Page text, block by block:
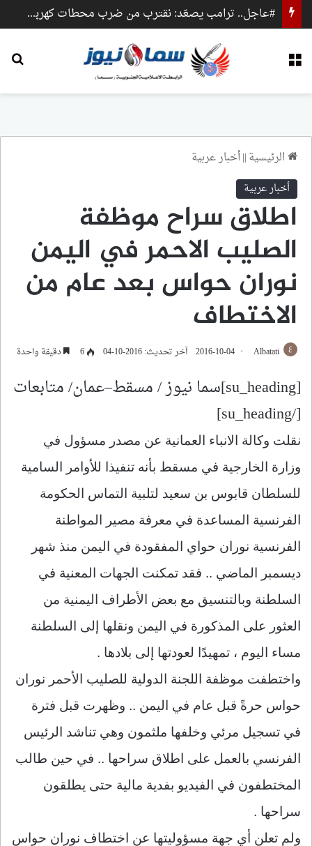
#عاجل.. ترامب يصعّد: نقترب من ضرب محطات كهرباء وجسور داخل إيران
الرئيسية||أخبار عربية
أخبار عربية
اطلاق سراح موظفة
الصليب الاحمر في اليمن
نوران حواس بعد عام من
الاختطاف
Albatati
2016-10-04 آخر تحديث: 2016-10-04 6 دقيقة واحدة
[su_heading]سما نيوز / مسقط–عمان/ متابعات
[/su_heading]
نقلت وكالة الانباء العمانية عن مصدر مسؤول في
وزارة الخارجية في مسقط بأنه تنفيذا للأوامر السامية
للسلطان قابوس بن سعيد لتلبية التماس الحكومة
الفرنسية المساعدة في معرفة مصير المواطنة
الفرنسية نوران حواي المفقودة في اليمن منذ شهر
ديسمبر الماضي .. فقد تمكنت الجهات المعنية في
السلطنة وبالتنسيق مع بعض الأطراف اليمنية من
العثور على المذكورة في اليمن ونقلها إلى السلطنة
مساء اليوم ، تمهيدًا لعودتها إلى بلادها .
واختطفت موظفة اللجنة الدولية للصليب الأحمر نوران
حواس حرةً قبل عام في اليمن .. وظهرت قبل فترة
في تسجيل مرئي وخلفها ملثمون وهي تناشد الرئيس
الفرنسي بالعمل على اطلاق سراحها .. في حين طالب
المختطفون في الفيديو بفدية مالية حتى يطلقون
سراحها .
ولم تعلن أي جهة مسؤوليتها عن اختطاف نوران حواس